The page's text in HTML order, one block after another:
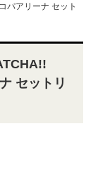
パアリーナ セット
セットリ